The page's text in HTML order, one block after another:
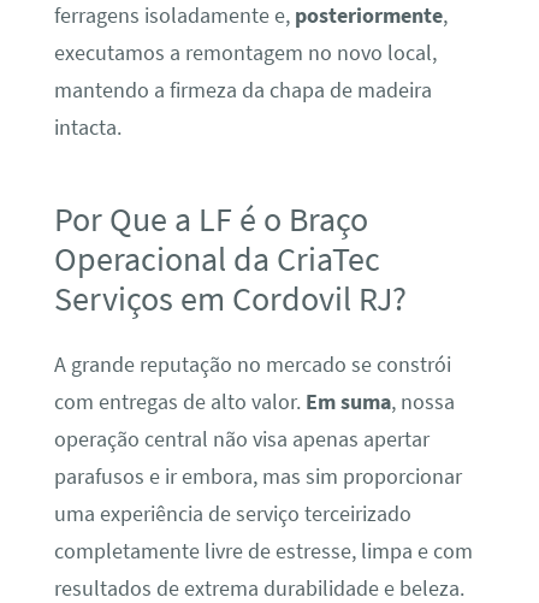
ferragens isoladamente e, posteriormente,
executamos a remontagem no novo local,
mantendo a firmeza da chapa de madeira
intacta.
Por Que a LF é o Braço
Operacional da CriaTec
Serviços em Cordovil RJ?
A grande reputação no mercado se constrói
com entregas de alto valor. Em suma, nossa
operação central não visa apenas apertar
parafusos e ir embora, mas sim proporcionar
uma experiência de serviço terceirizado
completamente livre de estresse, limpa e com
resultados de extrema durabilidade e beleza.